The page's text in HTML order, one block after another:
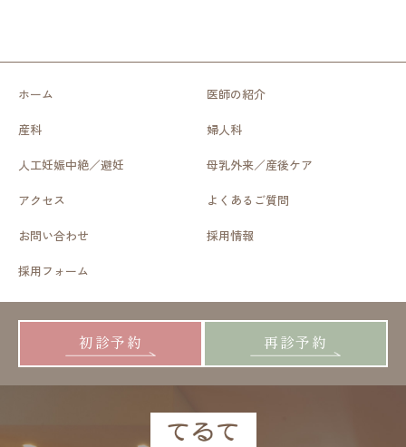
ホーム 医師の紹介
産科 婦人科
人工妊娠中絶／避妊 母乳外来／産後ケア
アクセス よくあるご質問
お問い合わせ 採用情報
採用フォーム
初診予約 再診予約